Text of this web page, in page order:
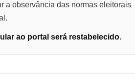
a observância das normas eleitorais
ao portal será restabelecido.